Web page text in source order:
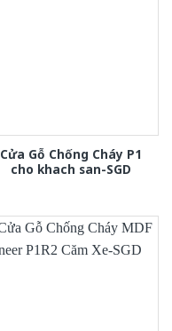
Cửa Gỗ Chống Cháy P1
cho khach san-SGD